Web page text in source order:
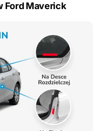
Ford Maverick